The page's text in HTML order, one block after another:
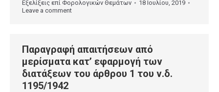
Εξελίξεις επί Φορολογικών Θεμάτων
18 Ιουλίου, 2019
Leave a comment
Παραγραφή απαιτήσεων από
μερίσματα κατ’ εφαρμογή των
διατάξεων του άρθρου 1 του ν.δ.
1195/1942